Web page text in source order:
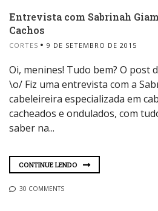
Entrevista com Sabrinah
Cachos
CORTES 9 DE SETEMBRO DE 2015
Oi, menines! Tudo bem? O post
\o/ Fiz uma entrevista com a
cabeleireira especializada em
cacheados e ondulados, com
saber na...
CONTINUE LENDO
30 COMMENTS